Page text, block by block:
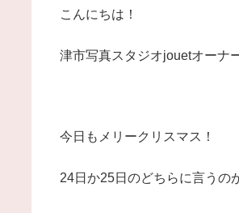
こんにちは！
津市写真スタジオjouetオーナ
今日もメリークリスマス！
24日か25日のどちらに言うの